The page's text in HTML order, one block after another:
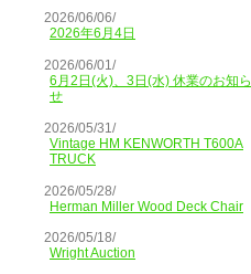
2026/06/06/
2026年6月4日
2026/06/01/
6月2日(火)、3日(水) 休業のお知ら
せ
2026/05/31/
Vintage HM KENWORTH T600A
TRUCK
2026/05/28/
Herman Miller Wood Deck Chair
2026/05/18/
Wright Auction